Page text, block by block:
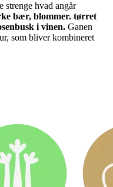
strenge hvad angår
bær, blommer. tørret
i vinen. Ganen
som bliver kombineret